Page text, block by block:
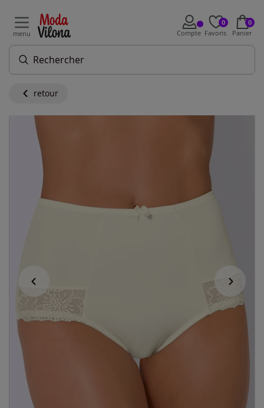
menu Compte
0
Favoris
0
Panier
retour